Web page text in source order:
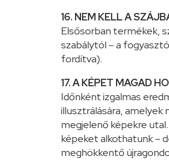
16. NEM KELL A
Elsősorban termékek,
szabálytól – a
fordítva).
17. A KÉPET MAGAD
Időnként izgalmas
illusztrálására, amelyek
megjelenő képekre
képeket alkothatunk –
meghökkentő